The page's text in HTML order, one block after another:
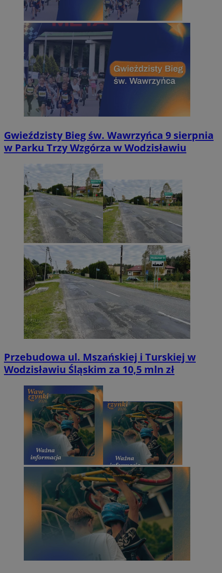
Gwieździsty Bieg św. Wawrzyńca 9 sierpnia
w Parku Trzy Wzgórza w Wodzisławiu
Przebudowa ul. Mszańskiej i Turskiej w
Wodzisławiu Śląskim za 10,5 mln zł